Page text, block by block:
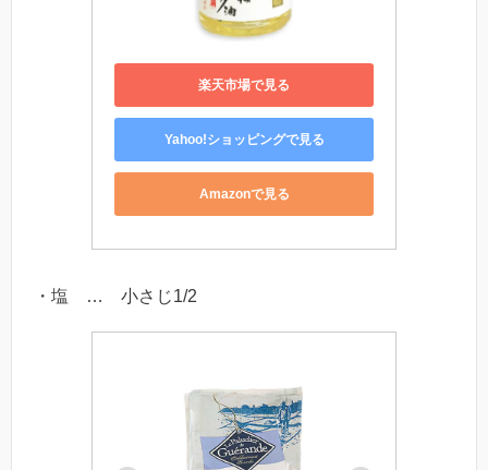
楽天市場で見る
Yahoo!ショッピングで見る
Amazonで見る
・塩 … 小さじ1/2